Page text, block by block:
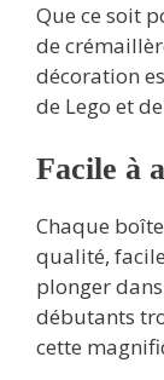
Que ce soit
de
décoration
de Lego et
Facile à
Chaque
qualité,
plonger
débutants
cette